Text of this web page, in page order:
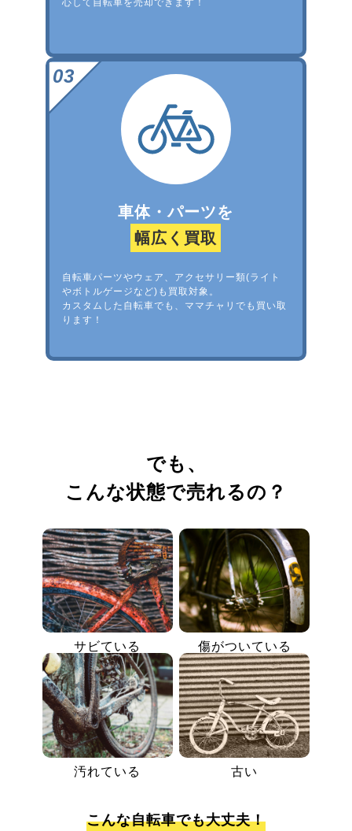
心して自転車を売却できます！
車体・パーツを
幅広く買取
自転車パーツやウェア、アクセサリー類(ライト
やボトルゲージなど)も買取対象。
カスタムした自転車でも、ママチャリでも買い取
ります！
でも、
こんな状態で売れるの？
サビている 傷がついている
汚れている 古い
こんな自転車でも大丈夫！